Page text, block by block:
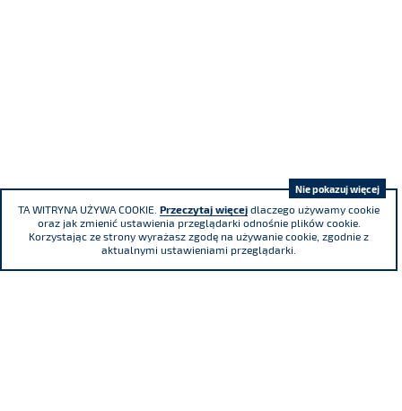
TA WITRYNA UŻYWA COOKIE. Przeczytaj więcej dlaczego używamy cookie
oraz jak zmienić ustawienia przeglądarki odnośnie plików cookie.
Korzystając ze strony wyrażasz zgodę na używanie cookie, zgodnie z
aktualnymi ustawieniami przeglądarki.
Nie pokazuj więcej